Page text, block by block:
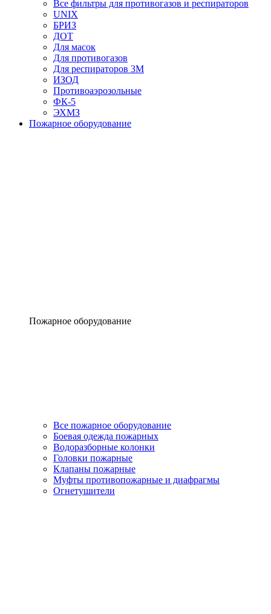
Все фильтры для противогазов и респираторов
UNIX
БРИЗ
ДОТ
Для масок
Для противогазов
Для респираторов 3М
ИЗОД
Противоаэрозольные
ФК-5
ЭХМЗ
Пожарное оборудование
Пожарное оборудование
Все пожарное оборудование
Боевая одежда пожарных
Водоразборные колонки
Головки пожарные
Клапаны пожарные
Муфты противопожарные и диафрагмы
Огнетушители